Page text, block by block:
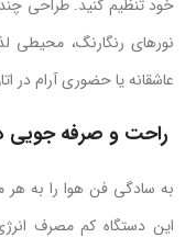
خود تنظیم کنید. طراحی
نورهای رنگارنگ، محیطی
عاشقانه یا حضوری آرام در
راحت و صرفه جویی
این دستگاه کم مصرف